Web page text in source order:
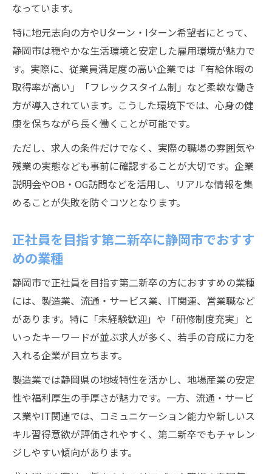
なっています。
特に地元志向の方やUターン・Iターン希望者にとって、
静岡市は穏やかな生活環境と安定した雇用環境が魅力で
す。実際に、従業員満足度の高い企業では「有給休暇の
取得率が高い」「フレックスタイム制」など柔軟な働き
方が導入されています。こうした環境下では、心身の健
康を保ちながら長く働くことが可能です。
ただし、求人の条件だけでなく、実際の職場の雰囲気や
残業の実態なども事前に確認することが大切です。企業
説明会やOB・OG訪問などを活用し、リアルな情報を集
めることが失敗を防ぐコツとなります。
正社員を目指す第二新卒に静岡市でおすす
めの業種
静岡市で正社員を目指す第二新卒の方におすすめの業種
には、製造業、流通・サービス業、IT関連、営業職など
があります。特に「未経験歓迎」や「研修制度充実」と
いったキーワードが並ぶ求人が多く、若手の育成に力を
入れる企業が目立ちます。
製造業では静岡県の地域特性を活かし、地場産業の安定
性や福利厚生の手厚さが魅力です。一方、流通・サービ
ス業やIT関連では、コミュニケーション能力や新しいス
キル習得意欲が評価されやすく、第二新卒でもチャレン
ジしやすい傾向があります。